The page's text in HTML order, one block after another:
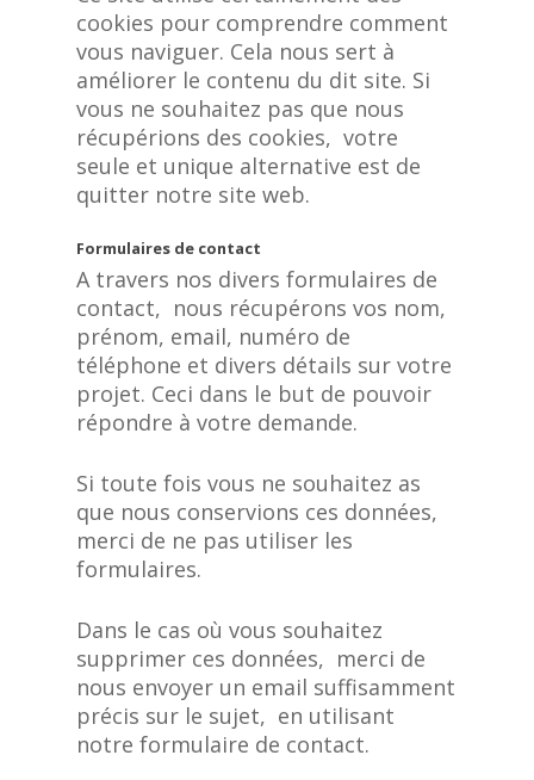
cookies pour comprendre comment
vous naviguer. Cela nous sert à
améliorer le contenu du dit site. Si
vous ne souhaitez pas que nous
récupérions des cookies, votre
seule et unique alternative est de
quitter notre site web.
Formulaires de contact
A travers nos divers formulaires de
contact, nous récupérons vos nom,
prénom, email, numéro de
téléphone et divers détails sur votre
projet. Ceci dans le but de pouvoir
répondre à votre demande.
Si toute fois vous ne souhaitez as
que nous conservions ces données,
merci de ne pas utiliser les
formulaires.
Dans le cas où vous souhaitez
supprimer ces données, merci de
nous envoyer un email suffisamment
précis sur le sujet, en utilisant
notre formulaire de contact.